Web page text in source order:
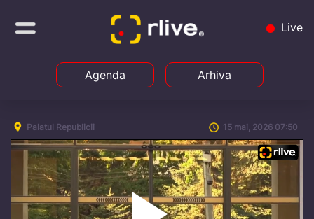
Live
Agenda Arhiva
Palatul Republicii 15 mai, 2026 07:50